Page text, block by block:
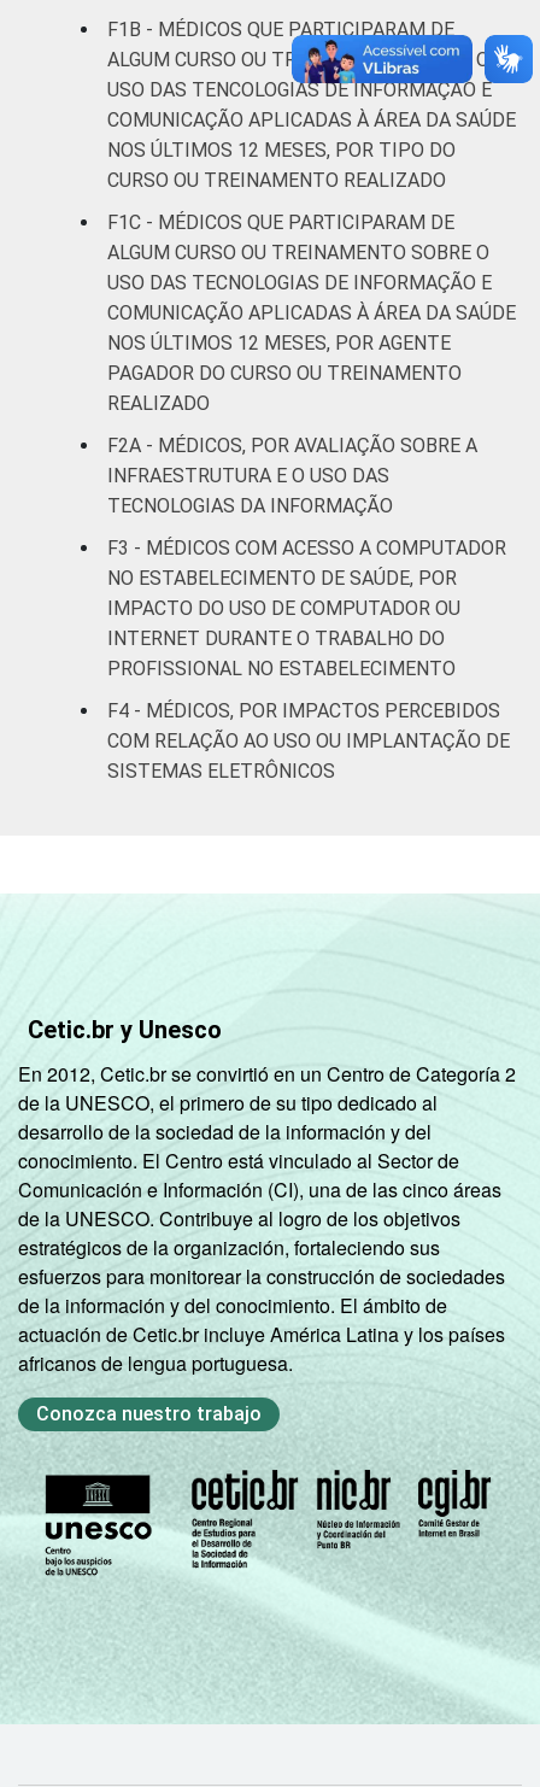
De 36 a 50
anos
29 70
De 51
anos ou
mais
9
Interior 8 92
Fonte: CGI.br/NIC.br, Centro Regional de
Sociedade da Informação (Cetic.br),
Pesquisa sobre o uso das tecnologias de
informação e comunicação nos
estabelecimentos de saúde brasileiros – TIC
F1B - MÉDICOS QUE PARTICIPARAM DE
ALGUM CURSO OU TREINAMENTO SOBRE O
USO DAS TENCOLOGIAS DE INFORMAÇÃO E
COMUNICAÇÃO APLICADAS À ÁREA DA SAÚDE
NOS ÚLTIMOS 12 MESES, POR TIPO DO
CURSO OU TREINAMENTO REALIZADO
F1C - MÉDICOS QUE PARTICIPARAM DE
ALGUM CURSO OU TREINAMENTO SOBRE O
USO DAS TECNOLOGIAS DE INFORMAÇÃO E
COMUNICAÇÃO APLICADAS À ÁREA DA SAÚDE
NOS ÚLTIMOS 12 MESES, POR AGENTE
PAGADOR DO CURSO OU TREINAMENTO
REALIZADO
F2A - MÉDICOS, POR AVALIAÇÃO SOBRE A
INFRAESTRUTURA E O USO DAS
TECNOLOGIAS DA INFORMAÇÃO
F3 - MÉDICOS COM ACESSO A COMPUTADOR
NO ESTABELECIMENTO DE SAÚDE, POR
IMPACTO DO USO DE COMPUTADOR OU
INTERNET DURANTE O TRABALHO DO
PROFISSIONAL NO ESTABELECIMENTO
F4 - MÉDICOS, POR IMPACTOS PERCEBIDOS
COM RELAÇÃO AO USO OU IMPLANTAÇÃO DE
SISTEMAS ELETRÔNICOS
Cetic.br y Unesco
En 2012, Cetic.br se convirtió en un Centro de Categoría 2
de la UNESCO, el primero de su tipo dedicado al
desarrollo de la sociedad de la información y del
conocimiento. El Centro está vinculado al Sector de
Comunicación e Información (CI), una de las cinco áreas
de la UNESCO. Contribuye al logro de los objetivos
estratégicos de la organización, fortaleciendo sus
esfuerzos para monitorear la construcción de sociedades
de la información y del conocimiento. El ámbito de
actuación de Cetic.br incluye América Latina y los países
africanos de lengua portuguesa.
Conozca nuestro trabajo